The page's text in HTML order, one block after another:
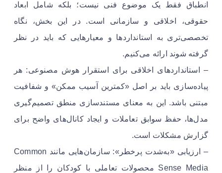
انطباق فقط یک موضوع فنی نیست؛ بلکه شامل ابعاد
حقوقی، اخلاقی و سازمانی است. در این بخش، نگاه
تخصصی‌تری به استانداردها و معیارهایی که باید در نظر
گرفته شوند ارائه می‌کنیم.
– استانداردهای اخلاقی برای استقرار هوش مصنوعی: هر
پیاده‌سازی باید بر اصل «کمترین آسیب ممکن» و شفافیت
مبتنی باشد. این به معنای مستندسازی منطق تصمیم‌گیری
مدل‌ها، حفظ سوابق تعاملات و ایجاد کانال‌های واضح برای
گزارش مشکلات است.
– ارزیابی «به‌شدت پرخطر»: سازمان‌هایی مانند Common
Sense Media محصولات تعاملی با کودکان را از منظر